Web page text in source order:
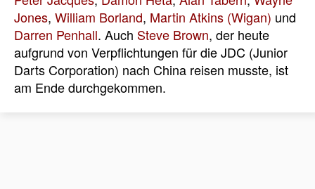
Jones, William Borland, Martin Atkins (Wigan) und
Darren Penhall. Auch Steve Brown, der heute
aufgrund von Verpflichtungen für die JDC (Junior
Darts Corporation) nach China reisen musste, ist
am Ende durchgekommen.